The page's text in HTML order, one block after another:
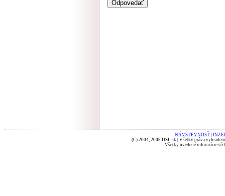
NÁVŠTEVNOSŤ
(C) 2004, 2005 DSL.sk | Všetky práva
Všetky uvedené informácie sú